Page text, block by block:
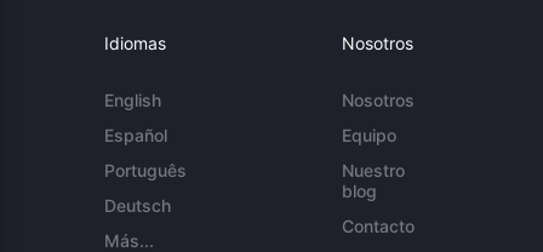
Idiomas
English
Español
Português
Deutsch
Más...
Nosotros
Nosotros
Equipo
Nuestro
blog
Contacto